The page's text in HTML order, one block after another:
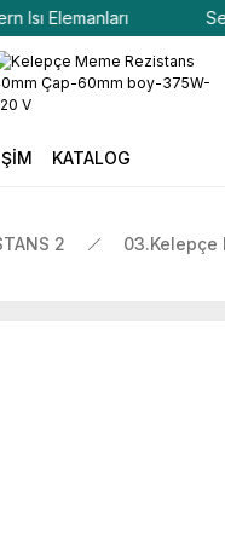
Elemanları
KATALOG
2 03.Kelepçe